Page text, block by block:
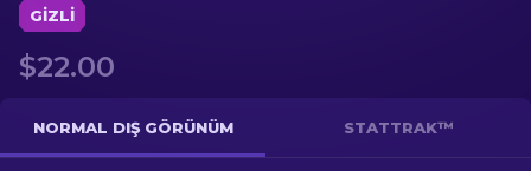
Bıçaklar
Eldiven
Kasalar
GIZLI
$22.00
NORMAL DIŞ GÖRÜNÜM STATTRAK™